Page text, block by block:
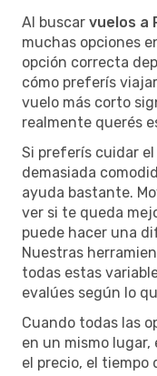
Al buscar vuelos a
muchas opciones
opción correcta
cómo preferís
vuelo más corto
realmente querés
Si preferís cuidar
demasiada
ayuda bastante.
ver si te queda
puede hacer una
Nuestras
todas estas
evalúes según lo
Cuando todas las
en un mismo lugar,
el precio, el tiempo